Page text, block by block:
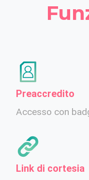
Preaccredito
Accesso con
Link di cortesia